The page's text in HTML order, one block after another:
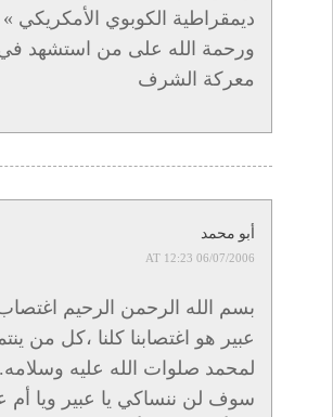
ديمقراطية الكوبوي الأمكريكي
ورحمة الله على من استشهد
معركة الشرف
أبو محمد
06/07/2006 AT 12:23
بسم الله الرحمن الرحيم
عبير هو اغتصابنا كلنا ،كل من
لمحمد صلوات الله عليه
سوف لن ننساكي يا عبير ويا أم